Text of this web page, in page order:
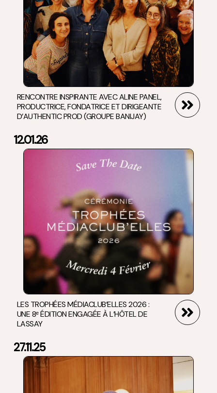
RENCONTRE INSPIRANTE AVEC ALINE PANEL,
PRODUCTRICE, FONDATRICE ET DIRIGEANTE
D’AUTHENTIC PROD (GROUPE BANIJAY)
12.01.26
LES TROPHÉES MÉDIACLUB’ELLES 2026 :
UNE 8ᵉ ÉDITION ENGAGÉE À L’HÔTEL DE
LASSAY
27.11.25